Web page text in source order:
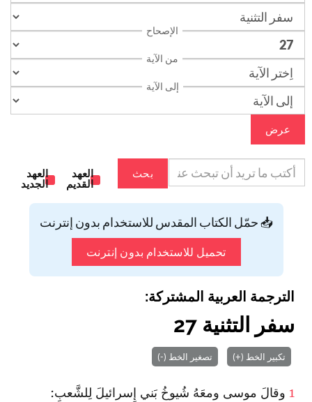
الإصحاح
من الآية
إلى الآية
عرض
بحث
العهد
القديم
العهد
الجديد
📥 حمّل الكتاب المقدس للاستخدام بدون إنترنت
تحميل للاستخدام بدون إنترنت
الترجمة العربية المشتركة:
سفر التثنية 27
تكبير الخط (+) تصغير الخط (-)
1 وقالَ موسى ومعَهُ شُيوخُ بَني إِسرائيلَ لِلشَّعبِ: